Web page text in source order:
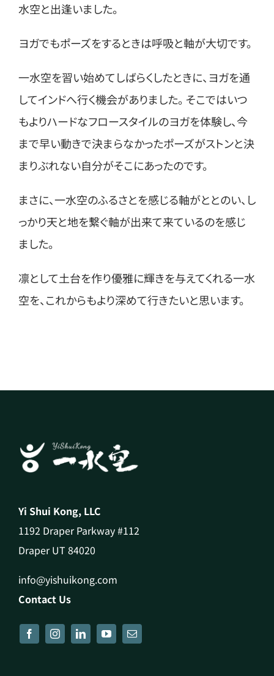
水空と出逢いました。
ヨガでもポーズをするときは呼吸と軸が大切です。
一水空を習い始めてしばらくしたときに、ヨガを通
してインドへ行く機会がありました。 そこではいつ
もよりハードなフロースタイルのヨガを体験し、今
まで早い動きで決まらなかったポーズがストンと決
まりぶれない自分がそこにあったのです。
まさに、一水空のふるさとを感じる軸がととのい、し
っかり天と地を繋ぐ軸が出来て来ているのを感じ
ました。
凛として土台を作り優雅に輝きを与えてくれる一水
空を、これからもより深めて行きたいと思います。
Yi Shui Kong, LLC
1192 Draper Parkway #112
Draper UT 84020
info@yishuikong.com
Contact Us